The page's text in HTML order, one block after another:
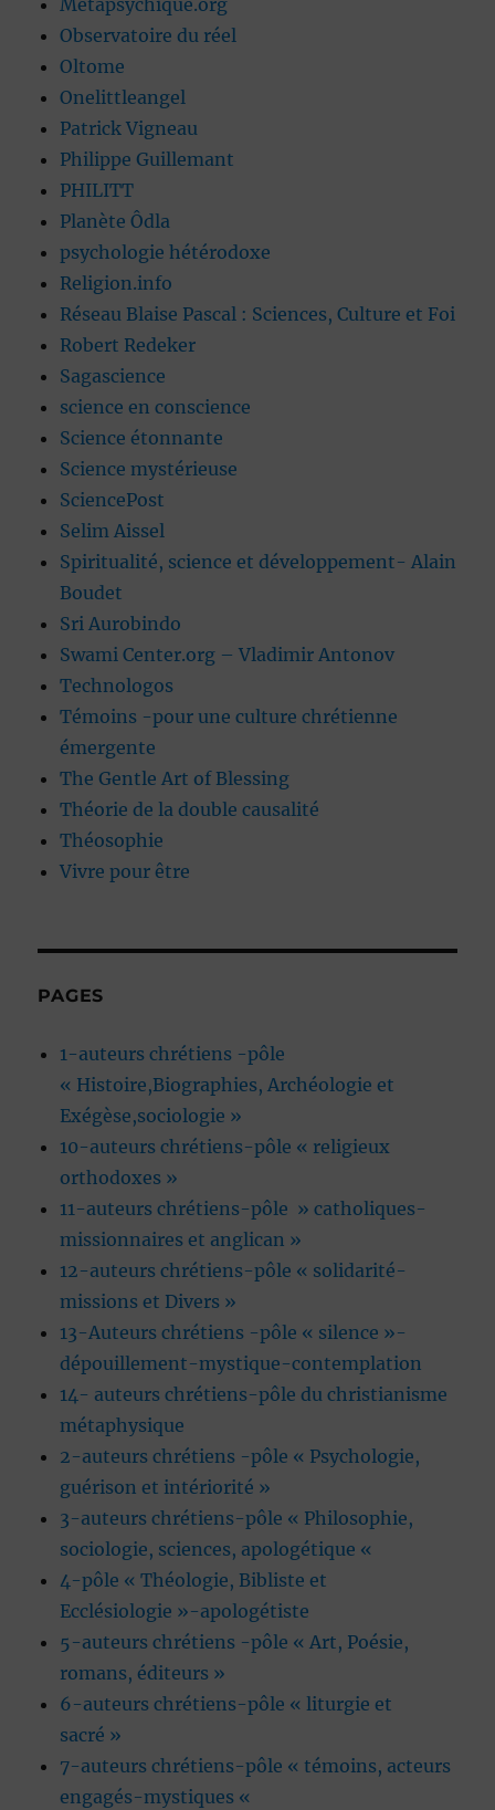
Métapsychique.org
Observatoire du réel
Oltome
Onelittleangel
Patrick Vigneau
Philippe Guillemant
PHILITT
Planète Ôdla
psychologie hétérodoxe
Religion.info
Réseau Blaise Pascal : Sciences, Culture et Foi
Robert Redeker
Sagascience
science en conscience
Science étonnante
Science mystérieuse
SciencePost
Selim Aissel
Spiritualité, science et développement- Alain
Boudet
Sri Aurobindo
Swami Center.org – Vladimir Antonov
Technologos
Témoins -pour une culture chrétienne
émergente
The Gentle Art of Blessing
Théorie de la double causalité
Théosophie
Vivre pour être
PAGES
1-auteurs chrétiens -pôle
« Histoire,Biographies, Archéologie et
Exégèse,sociologie »
10-auteurs chrétiens-pôle « religieux
orthodoxes »
11-auteurs chrétiens-pôle » catholiques-
missionnaires et anglican »
12-auteurs chrétiens-pôle « solidarité-
missions et Divers »
13-Auteurs chrétiens -pôle « silence »-
dépouillement-mystique-contemplation
14- auteurs chrétiens-pôle du christianisme
métaphysique
2-auteurs chrétiens -pôle « Psychologie,
guérison et intériorité »
3-auteurs chrétiens-pôle « Philosophie,
sociologie, sciences, apologétique «
4-pôle « Théologie, Bibliste et
Ecclésiologie »-apologétiste
5-auteurs chrétiens -pôle « Art, Poésie,
romans, éditeurs »
6-auteurs chrétiens-pôle « liturgie et
sacré »
7-auteurs chrétiens-pôle « témoins, acteurs
engagés-mystiques «